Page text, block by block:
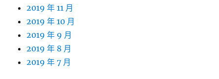
2019 年 11 月
2019 年 10 月
2019 年 9 月
2019 年 8 月
2019 年 7 月